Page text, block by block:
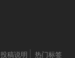
投稿说明 热门标签